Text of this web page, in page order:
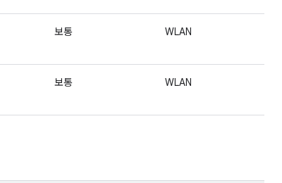
보통 WLAN
보통 WLAN